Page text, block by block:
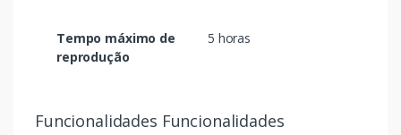
Tempo máximo de
reprodução
5 horas
Funcionalidades Funcionalidades